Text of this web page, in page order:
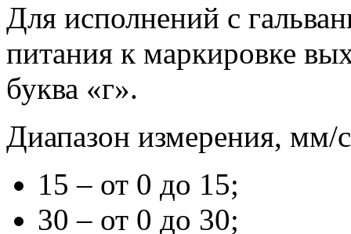
Для исполнений с
питания к маркировке
буква «г».
Диапазон измерения, мм/
15 – от 0 до 15;
30 – от 0 до 30;